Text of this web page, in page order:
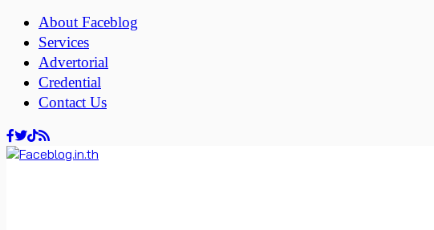
About Faceblog
Services
Advertorial
Credential
Contact Us